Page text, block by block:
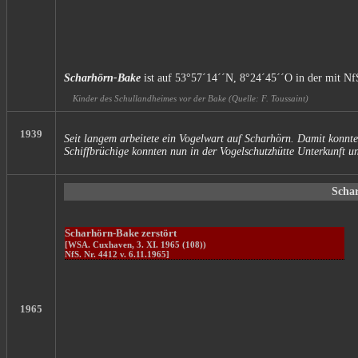
Scharhörn-Bake ist auf 53°57´14´´N, 8°24´45´´O in der mit
Kinder des Schullandheimes vor der Bake (Quelle: F. Toussaint)
1939
Seit langem arbeitete ein Vogelwart auf Scharhörn. Damit
Schiffbrüchige konnten nun in der Vogelschutzhütte Unterkunft
1965
Scharhörn-Bake zerstört
[WSA. Cuxhaven, 3. XI. 1965 (108))
NfS. Nr. 4412 v. 6.11.1965]